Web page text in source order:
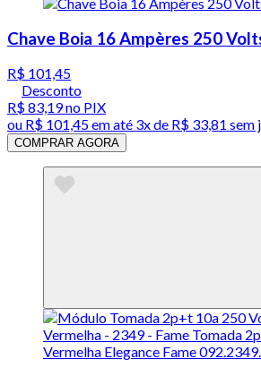
Chave Boia 16 Ampères 250
R$ 101,45
Desconto
R$ 83,19no PIX
ou R$ 101,45em até 3x de R$ 33,81 sem
COMPRAR AGORA